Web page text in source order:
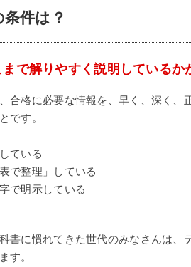
件は？
で解りやすく説明しているか
合格に必要な情報を、早く、深く、
です。
ている
で整理」している
で明示している
書に慣れてきた世代のみなさんは、
す。